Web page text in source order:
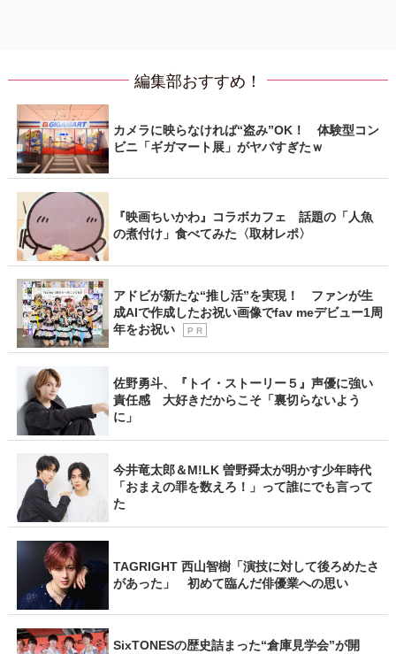
編集部おすすめ！
カメラに映らなければ“盗み”OK！ 体験型コン
ビニ「ギガマート展」がヤバすぎたｗ
『映画ちいかわ』コラボカフェ 話題の「人魚
の煮付け」食べてみた〈取材レポ〉
アドビが新たな“推し活”を実現！ ファンが生
成AIで作成したお祝い画像でfav meデビュー1周
年をお祝い
P R
佐野勇斗、『トイ・ストーリー５』声優に強い
責任感 大好きだからこそ「裏切らないよう
に」
今井竜太郎＆M!LK 曽野舜太が明かす少年時代
「おまえの罪を数えろ！」って誰にでも言って
た
TAGRIGHT 西山智樹「演技に対して後ろめたさ
があった」 初めて臨んだ俳優業への思い
SixTONESの歴史詰まった“倉庫見学会”が開